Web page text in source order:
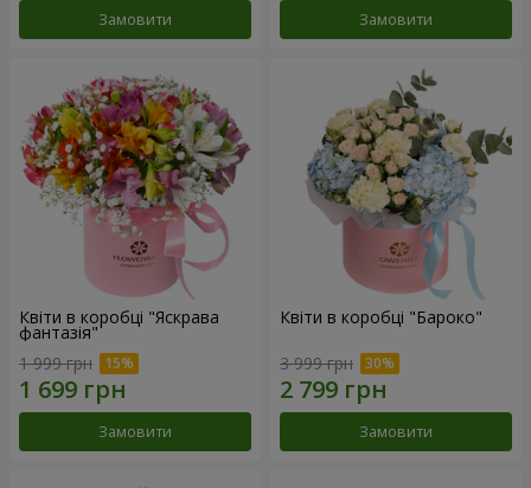
Замовити Замовити
Квіти в коробці "Яскрава
фантазія"
1 999 грн
Замовити
Квіти в коробці "Бароко"
3 999 грн
Замовити